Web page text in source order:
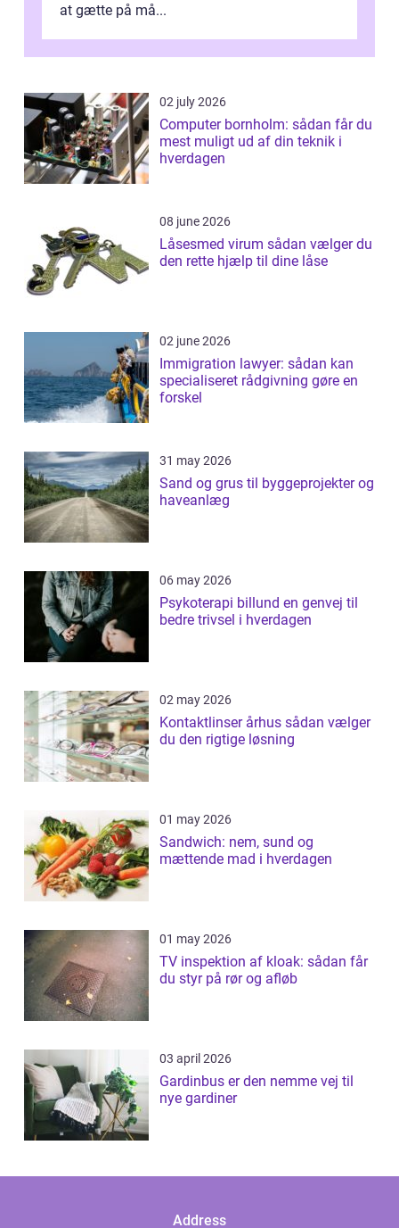
at gætte på må...
02 july 2026
Computer bornholm: sådan får du
mest muligt ud af din teknik i
hverdagen
08 june 2026
Låsesmed virum sådan vælger du
den rette hjælp til dine låse
02 june 2026
Immigration lawyer: sådan kan
specialiseret rådgivning gøre en
forskel
31 may 2026
Sand og grus til byggeprojekter og
haveanlæg
06 may 2026
Psykoterapi billund en genvej til
bedre trivsel i hverdagen
02 may 2026
Kontaktlinser århus sådan vælger
du den rigtige løsning
01 may 2026
Sandwich: nem, sund og
mættende mad i hverdagen
01 may 2026
TV inspektion af kloak: sådan får
du styr på rør og afløb
03 april 2026
Gardinbus er den nemme vej til
nye gardiner
Address